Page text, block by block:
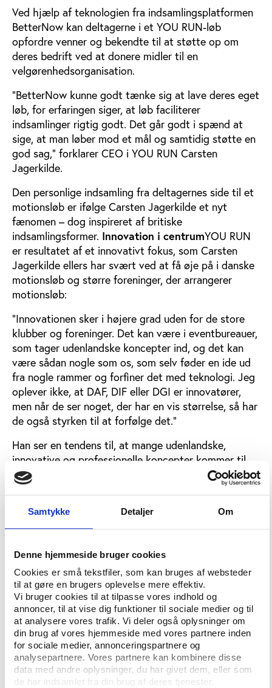
Samtykke Detaljer Om
Denne hjemmeside bruger cookies
Cookies er små tekstfiler, som kan bruges af websteder
til at gøre en brugers oplevelse mere effektiv.
Vi bruger cookies til at tilpasse vores indhold og
annoncer, til at vise dig funktioner til sociale medier og til
at analysere vores trafik. Vi deler også oplysninger om
din brug af vores hjemmeside med vores partnere inden
for sociale medier, annonceringspartnere og
analysepartnere. Vores partnere kan kombinere disse
data med andre oplysninger, du har givet dem, eller som
de har indsamlet fra din brug af deres tjenester.
Ved hjælp af teknologien fra indsamlingsplatformen
BetterNow kan deltagerne i et YOU RUN-løb
opfordre venner og bekendte til at støtte op om
deres bedrift ved at donere midler til en
velgørenhedsorganisation.
”BetterNow kunne godt tænke sig at lave deres eget
løb, for erfaringen siger, at løb faciliterer
indsamlinger rigtig godt. Det går godt i spænd at
sige, at man løber mod et mål og samtidig støtte en
god sag,” forklarer CEO i YOU RUN Carsten
Jagerkilde.
Den personlige indsamling fra deltagernes side til et
motionsløb er ifølge Carsten Jagerkilde et nyt
fænomen – dog inspireret af britiske
indsamlingsformer. Innovation i centrumYOU RUN
er resultatet af et innovativt fokus, som Carsten
Jagerkilde ellers har svært ved at få øje på i danske
motionsløb og større foreninger, der arrangerer
motionsløb:
”Innovationen sker i højere grad uden for de store
klubber og foreninger. Det kan være i eventbureauer,
som tager udenlandske koncepter ind, og det kan
være sådan nogle som os, som selv føder en ide ud
fra nogle rammer og forfiner det med teknologi. Jeg
oplever ikke, at DAF, DIF eller DGI er innovatører,
men når de ser noget, der har en vis størrelse, så har
de også styrken til at forfølge det.”
Han ser en tendens til, at mange udenlandske,
innovative og professionelle koncepter kommer til
Danmark i denne tid. Et par eksempler er det
farverige
marked. I Carsten Jagerkildes øjne skal vi dog huske,
at det også kan gå den anden vej:
”Jeg forstår godt, at man i Sport Event Denmark,
kommuner, idrætsorganisationer osv. bruger mange
penge på at trække store events til Danmark, men
måske overser vi, at vi på motionsområdet også er
innovative i Danmark i så høj grad, at vi kan flytte
det ud af landet.”Europa er næste skridtBåde løb
og velgørenhed er ifølge Carsten Jagerkilde stærkt
konkurrenceprægede markeder, så for at vinde
kampen om kunderne kræver det professionalisme